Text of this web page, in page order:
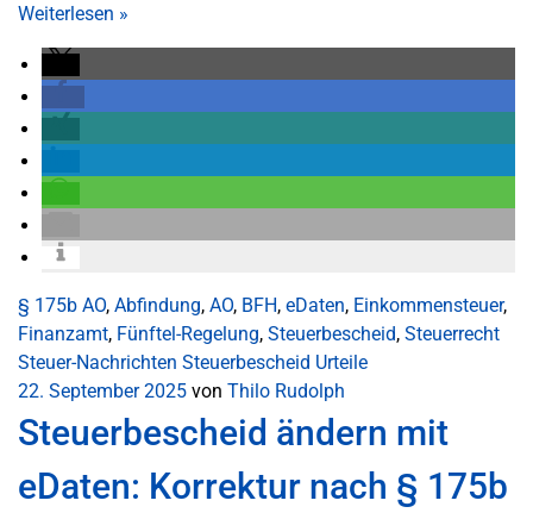
Weiterlesen »
§ 175b AO, Abfindung, AO, BFH, eDaten, Einkommensteuer,
Finanzamt, Fünftel-Regelung, Steuerbescheid, Steuerrecht
Steuer-Nachrichten Steuerbescheid Urteile
22. September 2025 von Thilo Rudolph
Steuerbescheid ändern mit
eDaten: Korrektur nach § 175b